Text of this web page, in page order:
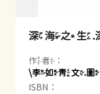
深海之生.
作者：
\李如青文.圖
ISBN：